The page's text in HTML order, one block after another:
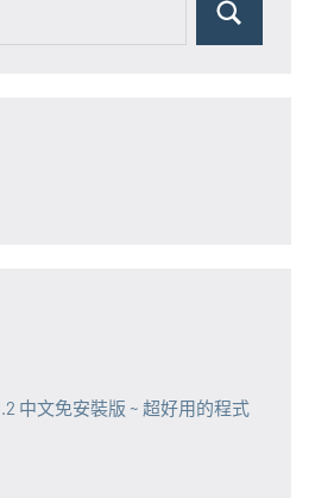
Search
中文免安裝版 ~ 超好用的程式